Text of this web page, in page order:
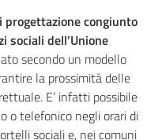
progettazione congiunto
sociali dell’Unione
secondo un modello
la prossimità delle
E’ infatti possibile
o telefonico negli orari di
sociali e, nei comuni